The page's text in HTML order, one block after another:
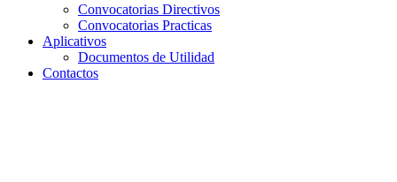
Convocatorias Directivos
Convocatorias Practicas
Aplicativos
Documentos de Utilidad
Contactos